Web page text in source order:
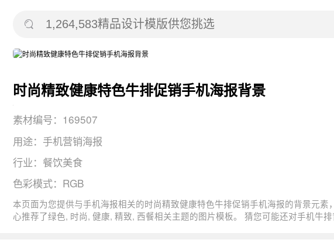
时尚精致健康特色牛排促销手机海报背景
素材编号：169507
用途：手机营销海报
行业：餐饮美食
色彩模式：RGB
本页面为您提供与手机海报相关的时尚精致健康特色牛排促销手机海报的背景元素， 图片尺寸：1080x1920， 用途：手机营销海报，版式：2，分辨率：72DPI，色彩模式：RGB, 图司机还为您精
心推荐了绿色, 时尚, 健康, 精致, 西餐相关主题的图片模板。 猜您可能还对手机牛排